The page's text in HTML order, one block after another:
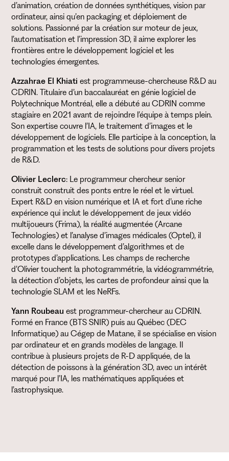
d’animation, création de données synthétiques, vision par
ordinateur, ainsi qu’en packaging et déploiement de
solutions. Passionné par la création sur moteur de jeux,
l’automatisation et l’impression 3D, il aime explorer les
frontières entre le développement logiciel et les
technologies émergentes.
Azzahrae El Khiati est programmeuse-chercheuse R&D au
CDRIN. Titulaire d’un baccalauréat en génie logiciel de
Polytechnique Montréal, elle a débuté au CDRIN comme
stagiaire en 2021 avant de rejoindre l’équipe à temps plein.
Son expertise couvre l’IA, le traitement d’images et le
développement de logiciels. Elle participe à la conception, la
programmation et les tests de solutions pour divers projets
de R&D.
Olivier Leclerc: Le programmeur chercheur senior
construit construit des ponts entre le réel et le virtuel.
Expert R&D en vision numérique et IA et fort d’une riche
expérience qui inclut le développement de jeux vidéo
multijoueurs (Frima), la réalité augmentée (Arcane
Technologies) et l’analyse d’images médicales (Optel), il
excelle dans le développement d’algorithmes et de
prototypes d’applications. Les champs de recherche
d’Olivier touchent la photogrammétrie, la vidéogrammétrie,
la détection d’objets, les cartes de profondeur ainsi que la
technologie SLAM et les NeRFs.
Yann Roubeau est programmeur-chercheur au CDRIN.
Formé en France (BTS SNIR) puis au Québec (DEC
Informatique) au Cégep de Matane, il se spécialise en vision
par ordinateur et en grands modèles de langage. Il
contribue à plusieurs projets de R-D appliquée, de la
détection de poissons à la génération 3D, avec un intérêt
marqué pour l’IA, les mathématiques appliquées et
l’astrophysique.